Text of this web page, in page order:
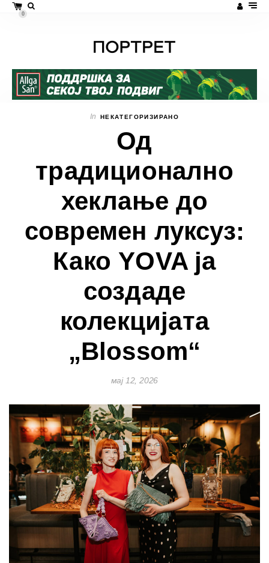
0
In НЕКАТЕГОРИЗИРАНО
Од
традиционално
хеклање до
современ луксуз:
Како YOVA ја
создаде
колекцијата
„Blossom“
мај 12, 2026